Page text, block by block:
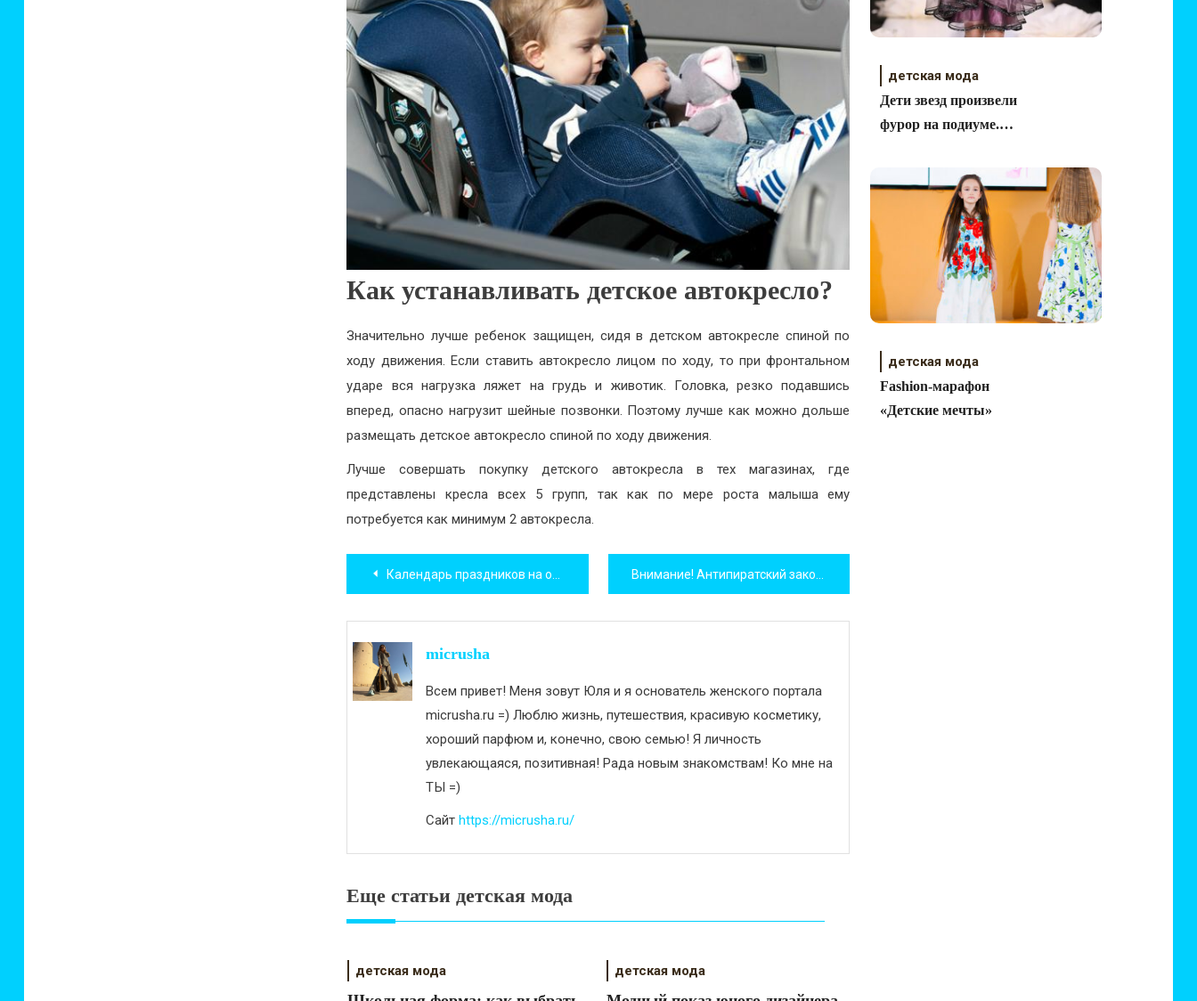
Как устанавливать детское автокресло?
Значительно лучше ребенок защищен, сидя в детском автокресле спиной по
ходу движения. Если ставить автокресло лицом по ходу, то при фронтальном
ударе вся нагрузка ляжет на грудь и животик. Головка, резко подавшись
вперед, опасно нагрузит шейные позвонки. Поэтому лучше как можно дольше
размещать детское автокресло спиной по ходу движения.
Лучше совершать покупку детского автокресла в тех магазинах, где
представлены кресла всех 5 групп, так как по мере роста малыша ему
потребуется как минимум 2 автокресла.
Навигация
по
записям
Календарь праздников на октябрь
micrusha
Всем привет! Меня зовут Юля и я основатель женского портала
micrusha.ru =) Люблю жизнь, путешествия, красивую косметику,
хороший парфюм и, конечно, свою семью! Я личность
увлекающаяся, позитивная! Рада новым знакомствам! Ко мне на
ТЫ =)
Сайт https://micrusha.ru/
Еще статьи детская мода
детская мода детская мода
детская мода
Дети звезд произвели
фурор на подиуме.
& PABLOSKY
детская мода
Fashion-марафон
«Детские мечты»